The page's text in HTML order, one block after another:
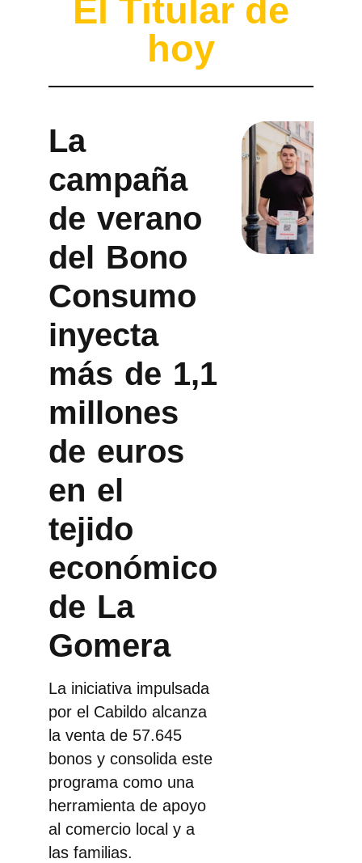
El Titular de
hoy
La
campaña
de verano
del Bono
Consumo
inyecta
más de 1,1
millones
de euros
en el
tejido
económico
de La
Gomera
La iniciativa impulsada
por el Cabildo alcanza
la venta de 57.645
bonos y consolida este
programa como una
herramienta de apoyo
al comercio local y a
las familias.